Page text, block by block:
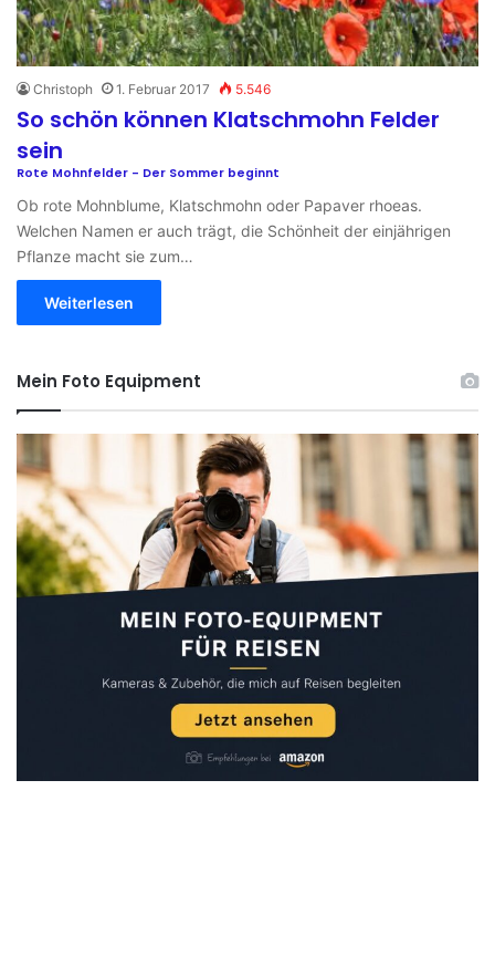
Christoph 1. Februar 2017 5.546
So schön können Klatschmohn Felder
sein
Rote Mohnfelder - Der Sommer beginnt
Ob rote Mohnblume, Klatschmohn oder Papaver rhoeas.
Welchen Namen er auch trägt, die Schönheit der einjährigen
Pflanze macht sie zum…
Weiterlesen
Mein Foto Equipment